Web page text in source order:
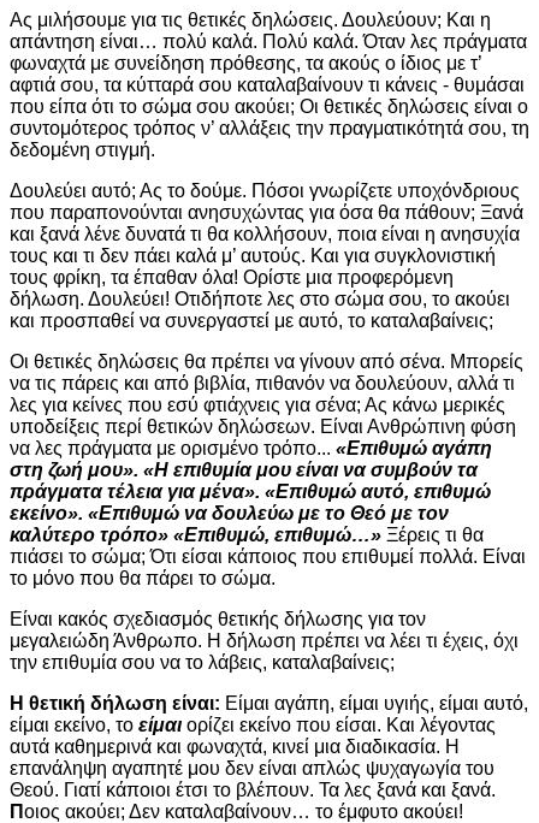
Ας μιλήσουμε για τις θετικές δηλώσεις. Δουλεύουν; Και η
απάντηση είναι… πολύ καλά. Πολύ καλά. Όταν λες πράγματα
φωναχτά με συνείδηση πρόθεσης, τα ακούς ο ίδιος με τ’
αφτιά σου, τα κύτταρά σου καταλαβαίνουν τι κάνεις - θυμάσαι
που είπα ότι το σώμα σου ακούει; Οι θετικές δηλώσεις είναι ο
συντομότερος τρόπος ν’ αλλάξεις την πραγματικότητά σου, τη
δεδομένη στιγμή.
Δουλεύει αυτό; Ας το δούμε. Πόσοι γνωρίζετε υποχόνδριους
που παραπονούνται ανησυχώντας για όσα θα πάθουν; Ξανά
και ξανά λένε δυνατά τι θα κολλήσουν, ποια είναι η ανησυχία
τους και τι δεν πάει καλά μ’ αυτούς. Και για συγκλονιστική
τους φρίκη, τα έπαθαν όλα! Ορίστε μια προφερόμενη
δήλωση. Δουλεύει! Οτιδήποτε λες στο σώμα σου, το ακούει
και προσπαθεί να συνεργαστεί με αυτό, το καταλαβαίνεις;
Οι θετικές δηλώσεις θα πρέπει να γίνουν από σένα. Μπορείς
να τις πάρεις και από βιβλία, πιθανόν να δουλεύουν, αλλά τι
λες για κείνες που εσύ φτιάχνεις για σένα; Ας κάνω μερικές
υποδείξεις περί θετικών δηλώσεων. Είναι Ανθρώπινη φύση
να λες πράγματα με ορισμένο τρόπο... «Επιθυμώ αγάπη
στη ζωή μου». «Η επιθυμία μου είναι να συμβούν τα
πράγματα τέλεια για μένα». «Επιθυμώ αυτό, επιθυμώ
εκείνο». «Επιθυμώ να δουλεύω με το Θεό με τον
καλύτερο τρόπο» «Επιθυμώ, επιθυμώ…» Ξέρεις τι θα
πιάσει το σώμα; Ότι είσαι κάποιος που επιθυμεί πολλά. Είναι
το μόνο που θα πάρει το σώμα.
Είναι κακός σχεδιασμός θετικής δήλωσης για τον
μεγαλειώδη Άνθρωπο. Η δήλωση πρέπει να λέει τι έχεις, όχι
την επιθυμία σου να το λάβεις, καταλαβαίνεις;
Η θετική δήλωση είναι: Είμαι αγάπη, είμαι υγιής, είμαι αυτό,
είμαι εκείνο, το είμαι ορίζει εκείνο που είσαι. Και λέγοντας
αυτά καθημερινά και φωναχτά, κινεί μια διαδικασία. Η
επανάληψη αγαπητέ μου δεν είναι απλώς ψυχαγωγία του
Θεού. Γιατί κάποιοι έτσι το βλέπουν. Τα λες ξανά και ξανά.
Ποιος ακούει; Δεν καταλαβαίνουν… το έμφυτο ακούει!